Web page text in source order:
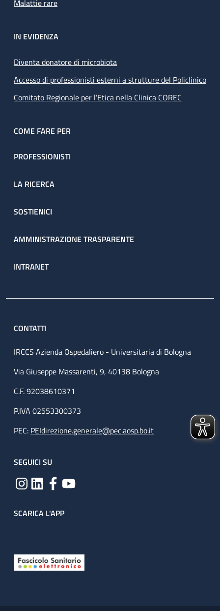
Malattie rare
IN EVIDENZA
Diventa donatore di microbiota
Accesso di professionisti esterni a strutture del Policlinico
Comitato Regionale per l’Etica nella Clinica COREC
COME FARE PER
PROFESSIONISTI
LA RICERCA
SOSTIENICI
AMMINISTRAZIONE TRASPARENTE
INTRANET
CONTATTI
IRCCS Azienda Ospedaliero - Universitaria di Bologna
Via Giuseppe Massarenti, 9, 40138 Bologna
C.F. 92038610371
P.IVA 02553300373
PEC: PEIdirezione.generale@pec.aosp.bo.it
SEGUICI SU
SCARICA L'APP